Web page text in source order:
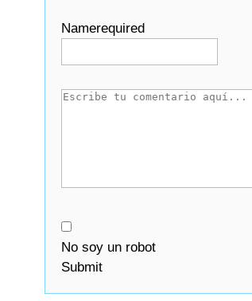
Namerequired
No soy un robot
Submit